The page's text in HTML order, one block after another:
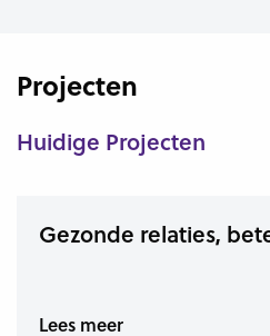
Projecten
Huidige Projecten
Gezonde relaties,
Lees meer